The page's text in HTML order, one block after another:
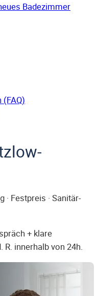
Badezimmer
Festpreis · Sanitär-
+ klare
R. innerhalb von 24h.